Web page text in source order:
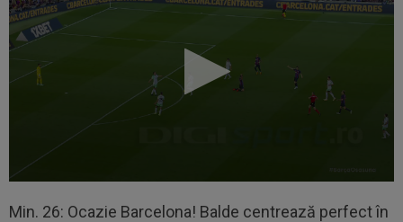
Min. 26: Ocazie Barcelona! Balde centrează perfect în